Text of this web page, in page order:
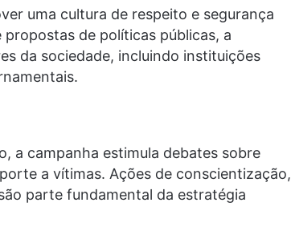
uma cultura de respeito e segurança
de políticas públicas, a
da sociedade, incluindo instituições
a campanha estimula debates sobre
a vítimas. Ações de conscientização,
parte fundamental da estratégia